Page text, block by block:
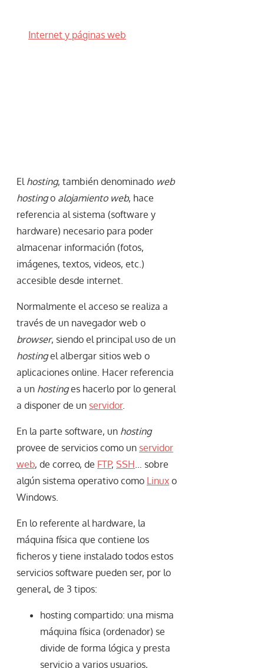
Internet y páginas web
El hosting, también denominado web
hostingo alojamiento web, hace
referencia al sistema (software y
hardware) necesario para poder
almacenar información (fotos,
imágenes, textos, videos, etc.)
accesible desde internet.
Normalmente el acceso se realiza a
través de un navegador web o
browser, siendo el principal uso de un
hostingel albergar sitios web o
aplicaciones online. Hacer referencia
a un hostinges hacerlo por lo general
a disponer de un servidor.
En la parte software, un hosting
provee de servicios como un servidor
web, de correo, de FTP, SSH … sobre
algún sistema operativo como Linux o
Windows.
En lo referente al hardware, la
máquina física que contiene los
ficheros y tiene instalado todos estos
servicios software pueden ser, por lo
general, de 3 tipos:
hosting compartido: una misma
máquina física (ordenador) se
divide de forma lógica y presta
servicio a varios usuarios,